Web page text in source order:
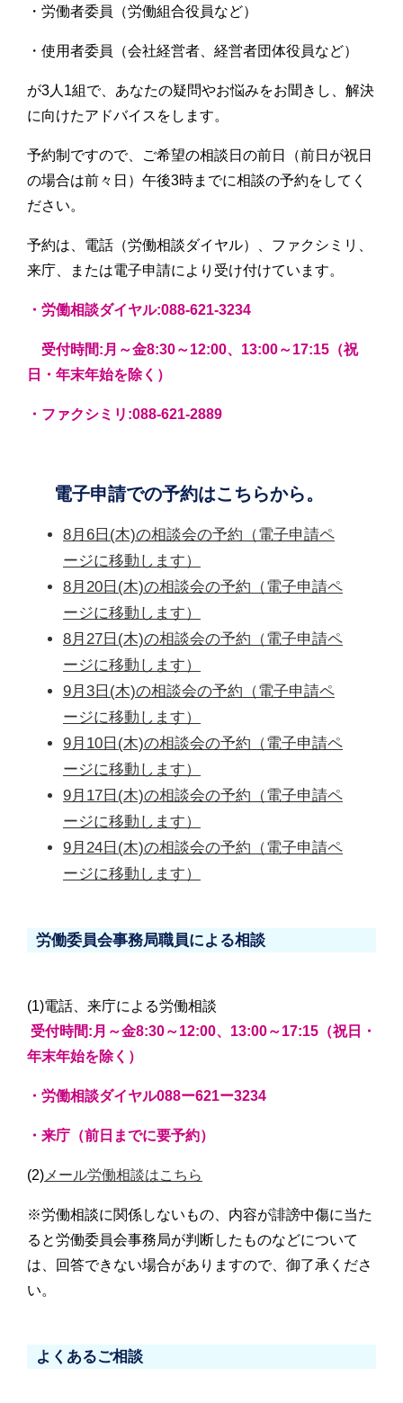
・労働者委員（労働組合役員など）
・使用者委員（会社経営者、経営者団体役員など）
が3人1組で、あなたの疑問やお悩みをお聞きし、解決
に向けたアドバイスをします。
予約制ですので、ご希望の相談日の前日（前日が祝日
の場合は前々日）午後3時までに相談の予約をしてく
ださい。
予約は、電話（労働相談ダイヤル）、ファクシミリ、
来庁、または電子申請により受け付けています。
・労働相談ダイヤル:088-621-3234
受付時間:月～金8:30～12:00、13:00～17:15 （祝
日・年末年始を除く）
・ファクシミリ:088-621-2889
電子申請での予約はこちらから。
8月6日(木)の相談会の予約（電子申請ペ
ージに移動します）
8月20日(木)の相談会の予約（電子申請ペ
ージに移動します）
8月27日(木)の相談会の予約（電子申請ペ
ージに移動します）
9月3日(木)の相談会の予約（電子申請ペ
ージに移動します）
9月10日(木)の相談会の予約（電子申請ペ
ージに移動します）
9月17日(木)の相談会の予約（電子申請ペ
ージに移動します）
9月24日(木)の相談会の予約（電子申請ペ
ージに移動します）
労働委員会事務局職員による相談
(1)電話、来庁による労働相談
受付時間:月～金8:30～12:00、13:00～17:15 （祝日・
年末年始を除く）
・労働相談ダイヤル088ー621ー3234
・来庁（前日までに要予約）
(2) メール労働相談はこちら
※労働相談に関係しないもの、内容が誹謗中傷に当た
ると労働委員会事務局が判断したものなどについて
は、回答できない場合がありますので、御了承くださ
い。
よくあるご相談